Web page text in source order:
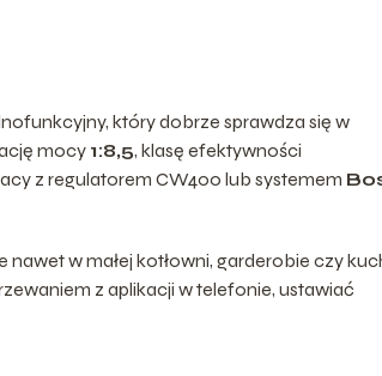
który dobrze sprawdza się w
mocy 1:8,5, klasę efektywności
z regulatorem CW400 lub systemem
w małej kotłowni, garderobie czy
z aplikacji w telefonie, ustawiać